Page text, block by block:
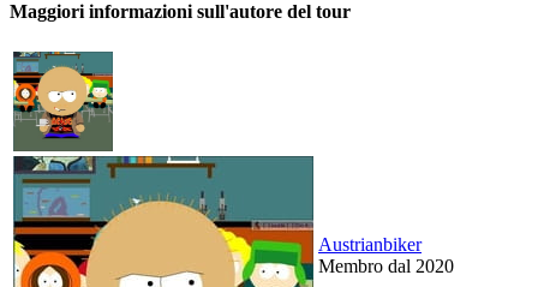
Maggiori informazioni sull'autore del tour
Austrianbiker
Membro dal 2020